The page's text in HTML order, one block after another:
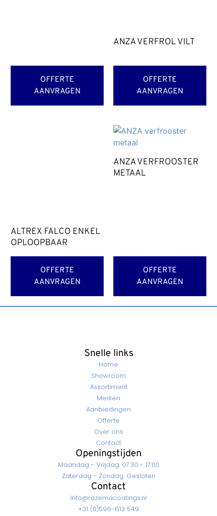
OFFERTE
AANVRAGEN
ANZA VERFROL VILT
OFFERTE
AANVRAGEN
ALTREX FALCO ENKEL
OPLOOPBAAR
OFFERTE
AANVRAGEN
ANZA VERFROOSTER
METAAL
OFFERTE
AANVRAGEN
Snelle links
Home
Showroom
Assortiment
Merken
Aanbiedingen
Offerte
Over ons
Contact
Openingstijden
Maandag - Vrijdag: 07:30 - 17:00
Zaterdag - Zondag: Gesloten
Contact
Info@rozemacoatings.nl
+31 (0)596-613 549